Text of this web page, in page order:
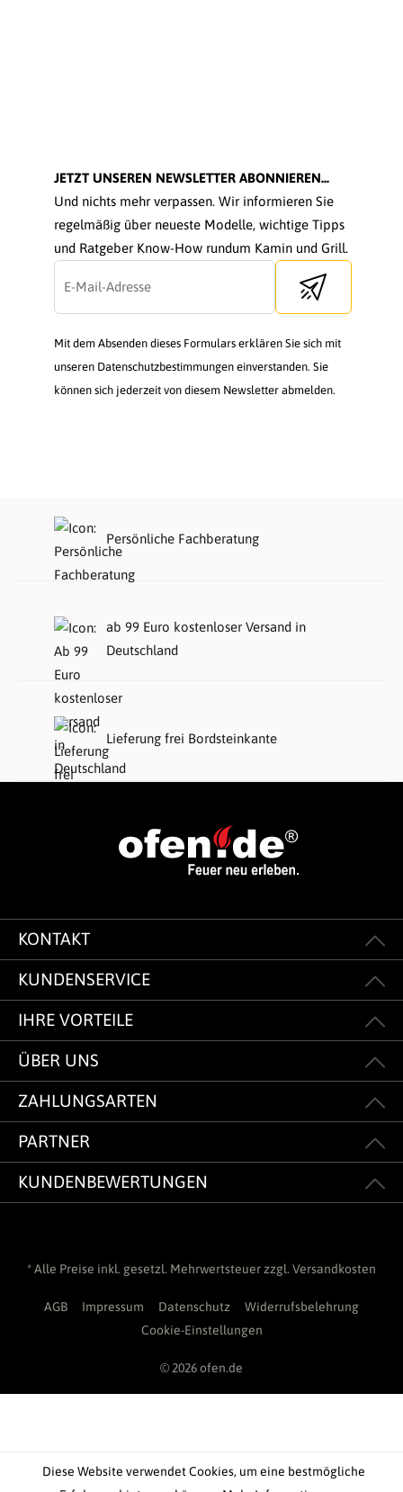
JETZT UNSEREN NEWSLETTER ABONNIEREN...
Und nichts mehr verpassen. Wir informieren Sie
regelmäßig über neueste Modelle, wichtige Tipps
und Ratgeber Know-How rundum Kamin und Grill.
Send newsletter
Mit dem Absenden dieses Formulars erklären Sie sich mit
unseren Datenschutzbestimmungen einverstanden. Sie
können sich jederzeit von diesem Newsletter abmelden.
Persönliche Fachberatung
ab 99 Euro kostenloser Versand in
Deutschland
Lieferung frei Bordsteinkante
KONTAKT
KUNDENSERVICE
IHRE VORTEILE
ÜBER UNS
ZAHLUNGSARTEN
PARTNER
KUNDENBEWERTUNGEN
* Alle Preise inkl. gesetzl. Mehrwertsteuer zzgl. Versandkosten
AGB Impressum Datenschutz
Widerrufsbelehrung
Cookie-Einstellungen
© 2026 ofen.de
Diese Website verwendet Cookies, um eine bestmögliche